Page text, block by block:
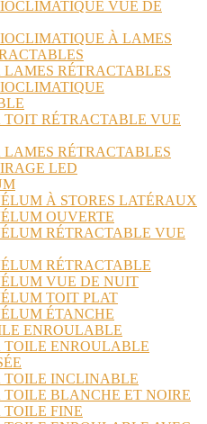
VUE DE
À LAMES
LAMES RÉTRACTABLES
TOIT RÉTRACTABLE VUE
LAMES RÉTRACTABLES
LED
À STORES LATÉRAUX
OUVERTE
RÉTRACTABLE VUE
RÉTRACTABLE
VUE DE NUIT
TOIT PLAT
ÉTANCHE
ENROULABLE
TOILE ENROULABLE
TOILE INCLINABLE
TOILE BLANCHE ET NOIRE
TOILE FINE